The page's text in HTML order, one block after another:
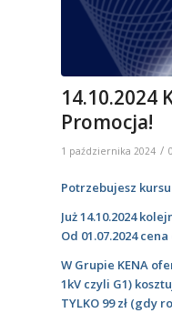
14.10.2024
Promocja!
1 października 2024 /
Potrzebujesz
Już 14.10.2024
Od 01.07.2024
W Grupie KENA
1kV czyli G1)
TYLKO 99 zł (gdy